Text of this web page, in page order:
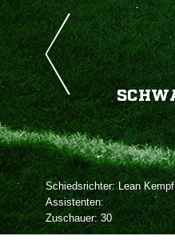
Schiedsrichter: 
Assistenten:
Zuschauer:30